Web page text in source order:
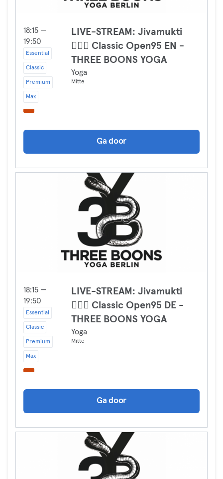
18:15 —
19:50
Essential
Classic
Premium
Max
LIVE-STREAM: Jivamukti
🧘🏾‍♀️ Classic Open95 EN -
THREE BOONS YOGA
Yoga
Mitte
Ga door
18:15 —
19:50
Essential
Classic
Premium
Max
LIVE-STREAM: Jivamukti
🧘🏻‍♀️ Classic Open95 DE -
THREE BOONS YOGA
Yoga
Mitte
Ga door